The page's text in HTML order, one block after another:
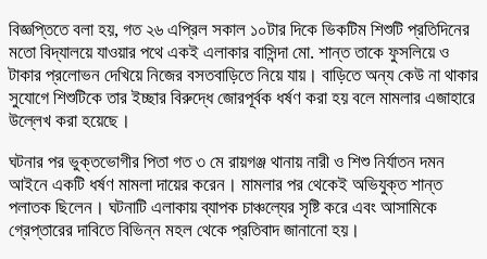
বিজ্ঞপ্তিতে বলা হয়, গত ২৬ এপ্রিল সকাল ১০টার দিকে ভিকটিম শিশুটি প্রতিদিনের
মতো বিদ্যালয়ে যাওয়ার পথে একই এলাকার বাসিন্দা মো. শান্ত তাকে ফুসলিয়ে ও
টাকার প্রলোভন দেখিয়ে নিজের বসতবাড়িতে নিয়ে যায়। বাড়িতে অন্য কেউ না থাকার
সুযোগে শিশুটিকে তার ইচ্ছার বিরুদ্ধে জোরপূর্বক ধর্ষণ করা হয় বলে মামলার এজাহারে
উল্লেখ করা হয়েছে।
ঘটনার পর ভুক্তভোগীর পিতা গত ৩ মে রায়গঞ্জ থানায় নারী ও শিশু নির্যাতন দমন
আইনে একটি ধর্ষণ মামলা দায়ের করেন। মামলার পর থেকেই অভিযুক্ত শান্ত
পলাতক ছিলেন। ঘটনাটি এলাকায় ব্যাপক চাঞ্চল্যের সৃষ্টি করে এবং আসামিকে
গ্রেপ্তারের দাবিতে বিভিন্ন মহল থেকে প্রতিবাদ জানানো হয়।